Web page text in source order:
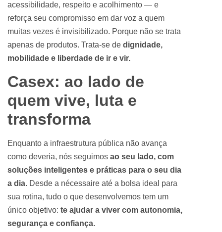
acessibilidade, respeito e acolhimento — e
reforça seu compromisso em dar voz a quem
muitas vezes é invisibilizado. Porque não se trata
apenas de produtos. Trata-se de dignidade,
mobilidade e liberdade de ir e vir.
Casex: ao lado de
quem vive, luta e
transforma
Enquanto a infraestrutura pública não avança
como deveria, nós seguimos ao seu lado, com
soluções inteligentes e práticas para o seu dia
a dia. Desde a nécessaire até a bolsa ideal para
sua rotina, tudo o que desenvolvemos tem um
único objetivo: te ajudar a viver com autonomia,
segurança e confiança.